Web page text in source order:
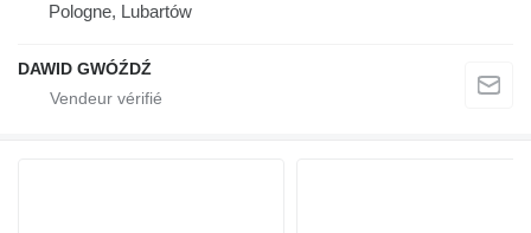
Pologne, Lubartów
DAWID GWÓŹDŹ